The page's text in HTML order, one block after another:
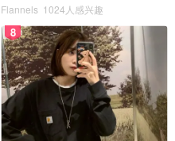
Flannels 1024人感兴趣
8